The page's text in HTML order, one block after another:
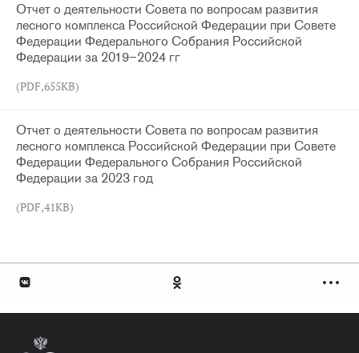
Отчет о деятельности Совета по вопросам развития
лесного комплекса Российской Федерации при Совете
Федерации Федерального Собрания Российской
Федерации за 2019–2024 гг
(PDF,655KB)
Отчет о деятельности Совета по вопросам развития
лесного комплекса Российской Федерации при Совете
Федерации Федерального Собрания Российской
Федерации за 2023 год
(PDF,41KB)